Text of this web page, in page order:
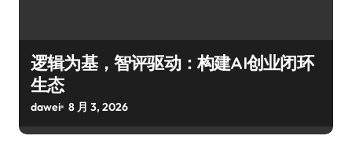
逻辑为基，智评驱动：构建AI创业闭环
生态
dawei 8 月 3, 2026